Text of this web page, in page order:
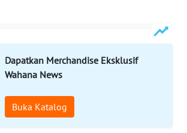
Dapatkan Merchandise Eksklusif
Wahana News
Buka Katalog